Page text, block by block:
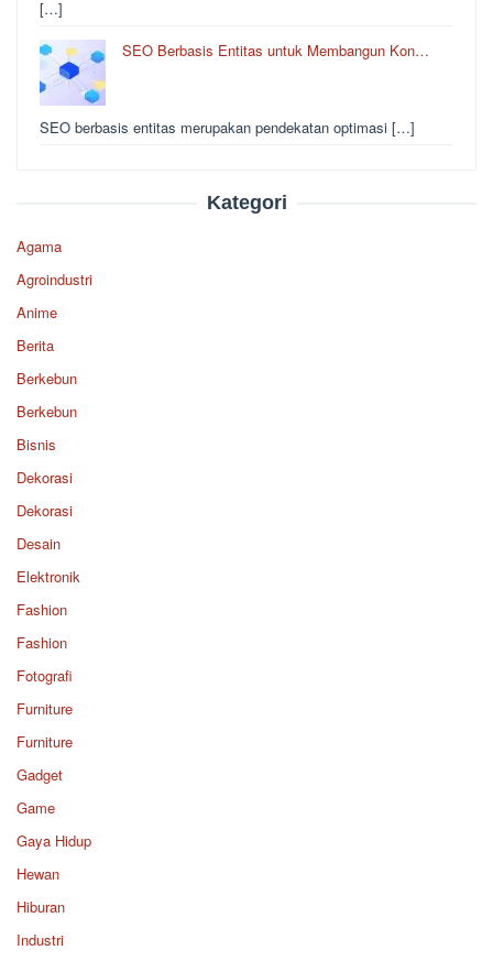
[…]
SEO Berbasis Entitas untuk Membangun Kon…
SEO berbasis entitas merupakan pendekatan optimasi […]
Kategori
Agama
Agroindustri
Anime
Berita
Berkebun
Berkebun
Bisnis
Dekorasi
Dekorasi
Desain
Elektronik
Fashion
Fashion
Fotografi
Furniture
Furniture
Gadget
Game
Gaya Hidup
Hewan
Hiburan
Industri